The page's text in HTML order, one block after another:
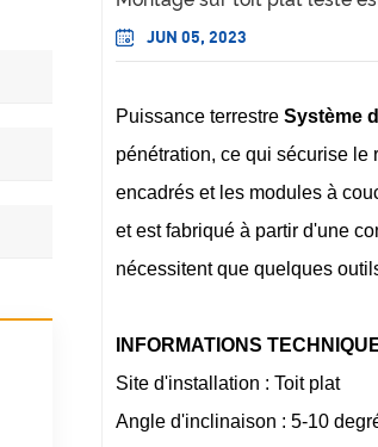
JUN 05, 2023
Puissance terrestre Système
pénétration, ce qui sécurise
encadrés et les modules à
et est fabriqué à partir d'une
nécessitent que quelques
INFORMATIONS
Site d'installation : Toit plat
Angle d'inclinaison : 5-10